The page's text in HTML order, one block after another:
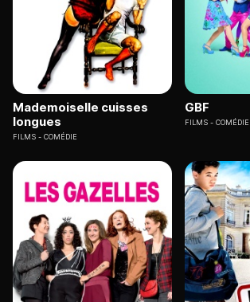
Mademoiselle cuisses
longues
FILMS COMÉDIE
GBF
FILMS COMÉDIE